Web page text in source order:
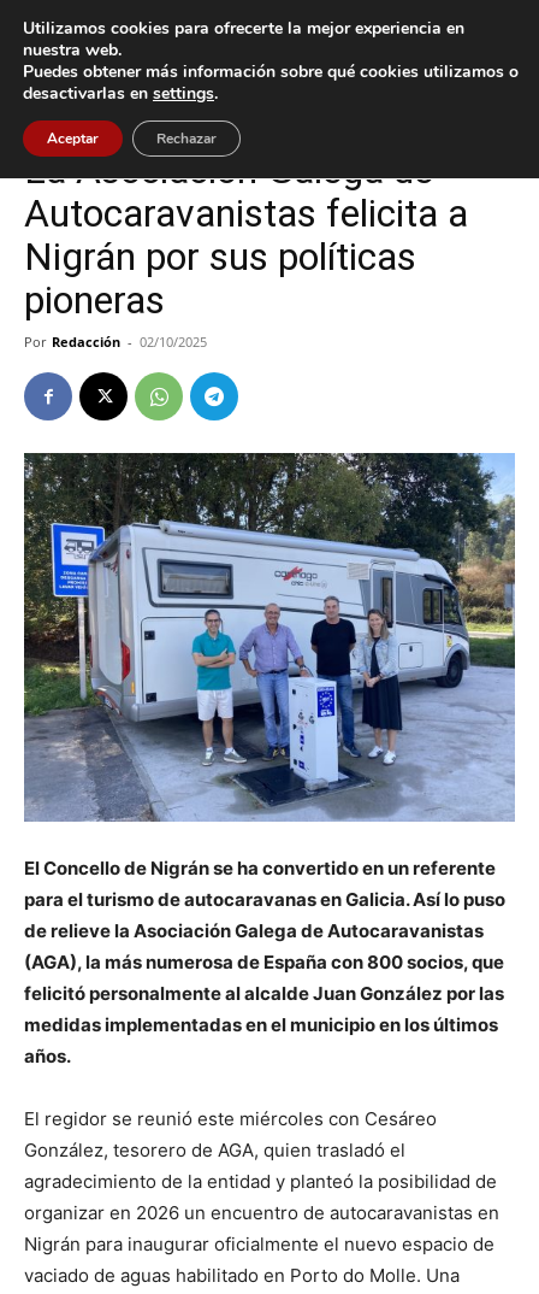
Inicio Nigrán
Nigrán
La Asociación Galega de
Autocaravanistas felicita a
Nigrán por sus políticas
pioneras
Por Redacción - 02/10/2025
El Concello de Nigrán se ha convertido en un referente
para el turismo de autocaravanas en Galicia. Así lo puso
de relieve la Asociación Galega de Autocaravanistas
(AGA), la más numerosa de España con 800 socios, que
felicitó personalmente al alcalde Juan González por las
medidas implementadas en el municipio en los últimos
años.
El regidor se reunió este miércoles con Cesáreo
González, tesorero de AGA, quien trasladó el
agradecimiento de la entidad y planteó la posibilidad de
organizar en 2026 un encuentro de autocaravanistas en
Nigrán para inaugurar oficialmente el nuevo espacio de
vaciado de aguas habilitado en Porto do Molle. Una
Utilizamos cookies para ofrecerte la mejor experiencia en
nuestra web.
Puedes obtener más información sobre qué cookies utilizamos o
desactivarlas en settings.
Aceptar Rechazar